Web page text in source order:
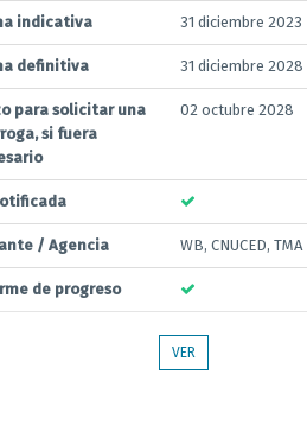
indicativa 31 diciembre 2023
definitiva 31 diciembre 2028
para solicitar una
si fuera
02 octubre 2028
/ Agencia WB, CNUCED, TMA
de progreso
VER